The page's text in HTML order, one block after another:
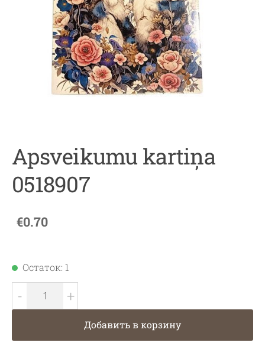
Apsveikumu kartiņa
0518907
€0.70
Остаток: 1
- +
Добавить в корзину